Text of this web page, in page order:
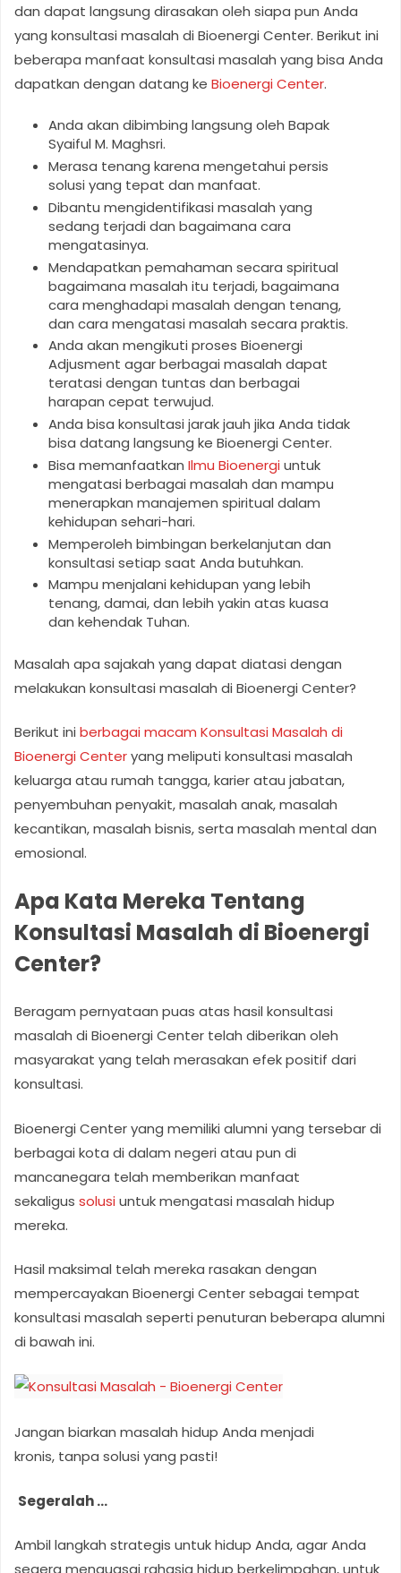
dan dapat langsung dirasakan oleh siapa pun Anda
yang konsultasi masalah di Bioenergi Center. Berikut ini
beberapa manfaat konsultasi masalah yang bisa Anda
dapatkan dengan datang ke Bioenergi Center.
Anda akan dibimbing langsung oleh Bapak
Syaiful M. Maghsri.
Merasa tenang karena mengetahui persis
solusi yang tepat dan manfaat.
Dibantu mengidentifikasi masalah yang
sedang terjadi dan bagaimana cara
mengatasinya.
Mendapatkan pemahaman secara spiritual
bagaimana masalah itu terjadi, bagaimana
cara menghadapi masalah dengan tenang,
dan cara mengatasi masalah secara praktis.
Anda akan mengikuti proses Bioenergi
Adjusment agar berbagai masalah dapat
teratasi dengan tuntas dan berbagai
harapan cepat terwujud.
Anda bisa konsultasi jarak jauh jika Anda tidak
bisa datang langsung ke Bioenergi Center.
Bisa memanfaatkan Ilmu Bioenergiuntuk
mengatasi berbagai masalah dan mampu
menerapkan manajemen spiritual dalam
kehidupan sehari-hari.
Memperoleh bimbingan berkelanjutan dan
konsultasi setiap saat Anda butuhkan.
Mampu menjalani kehidupan yang lebih
tenang, damai, dan lebih yakin atas kuasa
dan kehendak Tuhan.
Masalah apa sajakah yang dapat diatasi dengan
melakukan konsultasi masalah di Bioenergi Center?
Berikut ini berbagai macam Konsultasi Masalah di
Bioenergi Centeryang meliputi konsultasi masalah
keluarga atau rumah tangga, karier atau jabatan,
penyembuhan penyakit, masalah anak, masalah
kecantikan, masalah bisnis, serta masalah mental dan
emosional.
Apa Kata Mereka Tentang
Konsultasi Masalah di Bioenergi
Center?
Beragam pernyataan puas atas hasil konsultasi
masalah di Bioenergi Center telah diberikan oleh
masyarakat yang telah merasakan efek positif dari
konsultasi.
Bioenergi Center yang memiliki alumni yang tersebar di
berbagai kota di dalam negeri atau pun di
mancanegara telah memberikan manfaat
sekaligus solusiuntuk mengatasi masalah hidup
mereka.
Hasil maksimal telah mereka rasakan dengan
mempercayakan Bioenergi Center sebagai tempat
konsultasi masalah seperti penuturan beberapa alumni
di bawah ini.
Jangan biarkan masalah hidup Anda menjadi
kronis, tanpa solusi yang pasti!
Segeralah …
Ambil langkah strategis untuk hidup Anda, agar Anda